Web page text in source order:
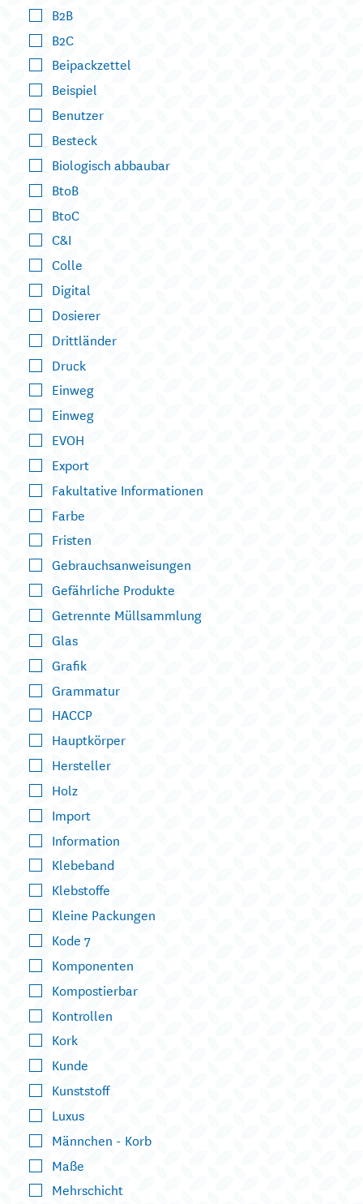
B2B
B2C
Beipackzettel
Beispiel
Benutzer
Besteck
Biologisch abbaubar
BtoB
BtoC
C&I
Colle
Digital
Dosierer
Drittländer
Druck
Einweg
Einweg
EVOH
Export
Fakultative Informationen
Farbe
Fristen
Gebrauchsanweisungen
Gefährliche Produkte
Getrennte Müllsammlung
Glas
Grafik
Grammatur
HACCP
Hauptkörper
Hersteller
Holz
Import
Information
Klebeband
Klebstoffe
Kleine Packungen
Kode 7
Komponenten
Kompostierbar
Kontrollen
Kork
Kunde
Kunststoff
Luxus
Männchen - Korb
Maße
Mehrschicht